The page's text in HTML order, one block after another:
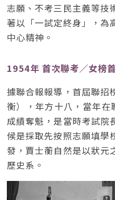
志願、不考三民主義等技
著以「一試定終身」，為
中心精神。
1954年 首次聯考／女榜
據聯合報報導，首屆聯招
衡），年方十八，當年
成績奪魁，是當時考試院
候是採取先按照志願填學
發，賈士蘅自然是以狀元
歷史系。